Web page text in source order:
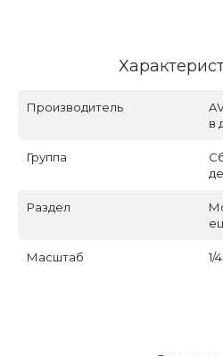
Производитель
в
Группа
Раздел
Масштаб 1/